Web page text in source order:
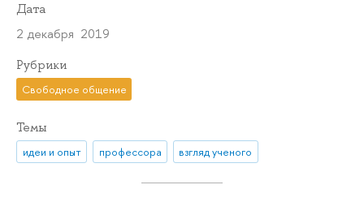
Дата
2 декабря 2019
Рубрики
Свободное общение
Темы
идеи и опыт профессора взгляд ученого